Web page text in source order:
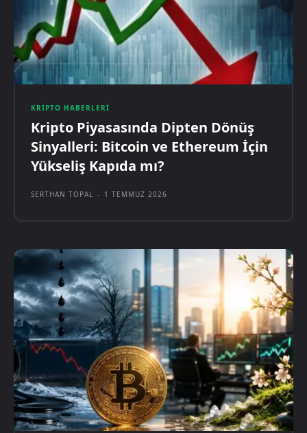
KRIPTO HABERLERI
Kripto Piyasasında Dipten Dönüş
Sinyalleri: Bitcoin ve Ethereum İçin
Yükseliş Kapıda mı?
SERTHAN TOPAL - 1 TEMMUZ 2026